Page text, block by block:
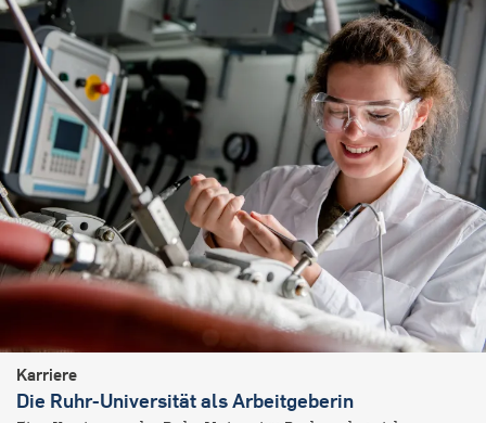
Karriere
Die Ruhr-Universität als Arbeitgeberin